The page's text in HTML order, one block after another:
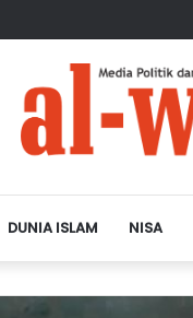
Islam
DUNIA ISLAM NISA